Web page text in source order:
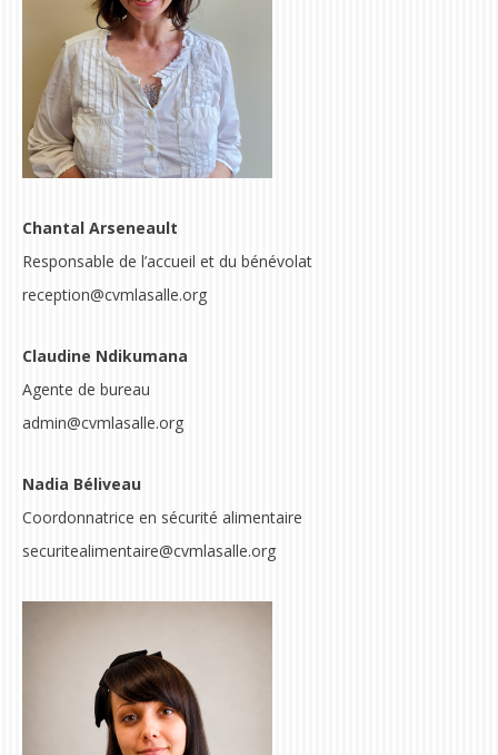
Chantal Arseneault
Responsable de l’accueil et du bénévolat
reception@cvmlasalle.org
Claudine Ndikumana
Agente de bureau
admin@cvmlasalle.org
Nadia Béliveau
Coordonnatrice en sécurité alimentaire
securitealimentaire@cvmlasalle.org